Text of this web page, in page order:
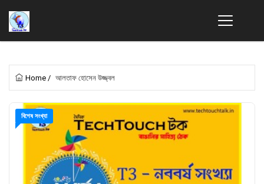
Home / আলতাফ হোসেন উজ্জ্বল
বিশেষ সংখ্যা